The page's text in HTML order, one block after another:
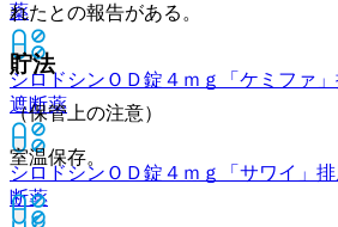
薬
シロドシンＯＤ錠４ｍｇ「ケミファ」
遮断薬
シロドシンＯＤ錠４ｍｇ「サワイ」
断薬
れたとの報告がある。
貯法
（保管上の注意）
室温保存。